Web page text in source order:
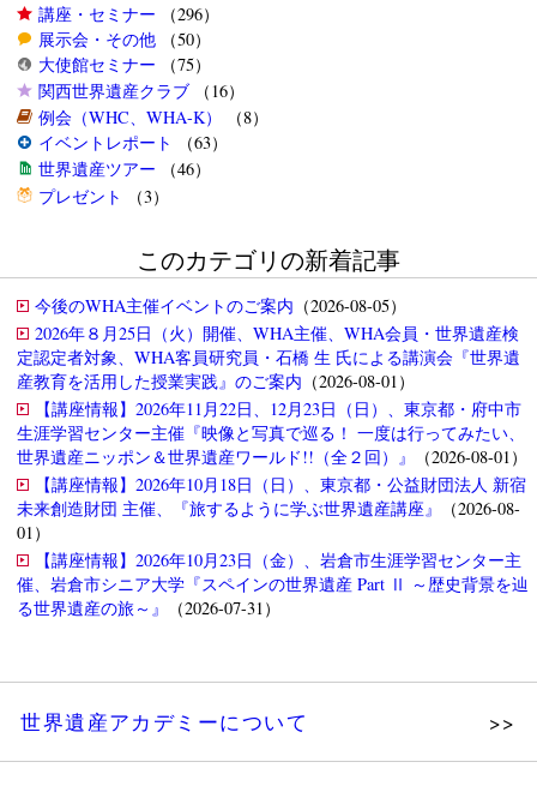
講座・セミナー （296）
展示会・その他（50）
大使館セミナー （75）
関西世界遺産クラブ（16）
例会（WHC、WHA-K）
（8）
イベントレポート
（63）
世界遺産ツアー （46）
プレゼント
（3）
このカテゴリの新着記事
今後のWHA主催イベントのご案内 （2026-08-05）
2026年８月25日（火）開催、WHA主催、WHA会員・世界遺産検
定認定者対象、WHA客員研究員・石橋 生 氏による講演会『世界遺
産教育を活用した授業実践』のご案内 （2026-08-01）
【講座情報】2026年11月22日、12月23日（日）、東京都・府中市
生涯学習センター主催『映像と写真で巡る！ 一度は行ってみたい、
世界遺産ニッポン＆世界遺産ワールド!!（全２回）』
（2026-08-01）
【講座情報】2026年10月18日（日）、東京都・公益財団法人 新宿
未来創造財団 主催、『旅するように学ぶ世界遺産講座』
（2026-08-
01）
【講座情報】2026年10月23日（金）、岩倉市生涯学習センター主
催、岩倉市シニア大学『スペインの世界遺産 Part Ⅱ ～歴史背景を辿
る世界遺産の旅～』
（2026-07-31）
世界遺産アカデミーについて